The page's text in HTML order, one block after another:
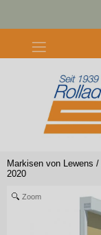
Markisen von Lewens /
2020
Zoom